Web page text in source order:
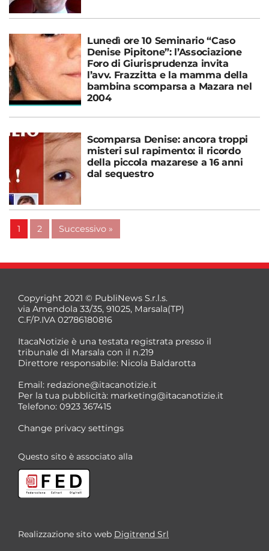
Lunedì ore 10 Seminario “Caso
Denise Pipitone”: l’Associazione
Foro di Giurisprudenza invita
l’avv. Frazzitta e la mamma della
bambina scomparsa a Mazara nel
2004
Scomparsa Denise: ancora troppi
misteri sul rapimento: il ricordo
della piccola mazarese a 16 anni
dal sequestro
1 2 Successivo »
Copyright 2021 © PubliNews S.r.l.s.
via Amendola 33/35, 91025, Marsala(TP)
C.F/P.IVA 02786180816
ItacaNotizie è una testata registrata presso il
tribunale di Marsala con il n.219
Direttore responsabile: Nicola Baldarotta
Email: redazione@itacanotizie.it
Per la tua pubblicità: marketing@itacanotizie.it
Telefono: 0923 367415
Change privacy settings
Questo sito è associato alla
Realizzazione sito web Digitrend Srl